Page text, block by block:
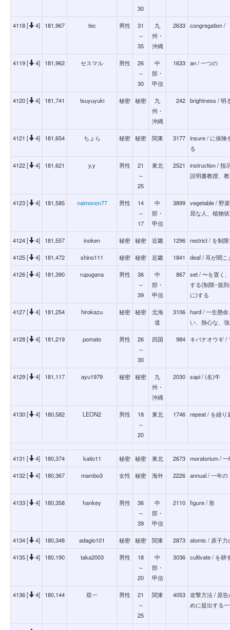
30
4118 [ 4] 181,967 tec 男性
31
～
35
九
州・
沖縄
2633 congregation /
4119 [ 4] 181,962 セスマル 男性
26
～
30
中
部・
甲信
1633 an / 一つの
4120 [ 4] 181,741 tsuyuyuki 秘密 秘密
九
州・
沖縄
242 brightness / 明
4121 [ 4] 181,654 ちょら 秘密 秘密 関東 3177 insure / に保険
る
4122 [ 4] 181,621 y.y 男性
21
～
25
東北 2521
instruction / 指
説明書教授、
4123 [ 4] 181,585 naimonon77 男性
14
～
17
中
部・
甲信
3899 vegetable / 野
屈な人、植物
4124 [ 4] 181,557 inoken 秘密 秘密 近畿 1296 restrict / を制
4125 [ 4] 181,472 shino111 秘密 秘密 近畿 1841 deaf / 耳が聞こ
4126 [ 4] 181,390 rupugana 男性
36
～
39
中
部・
甲信
867 set / 〜を置く
する(制限･規
に)する
4127 [ 4] 181,254 hirokazu 秘密 秘密
北海
道
3106 hard / 一生懸
い、熱心な、
4128 [ 4] 181,219 pomato 男性
26
～
30
四国 984 キバナオウギ /
4129 [ 4] 181,117 ayu1979 秘密 秘密
九
州・
沖縄
2030 sapi / (名)牛
4130 [ 4] 180,582 LEON2 男性
18
～
20
東北 1746 repeat / を繰り
4131 [ 4] 180,374 kaito11 秘密 秘密 東北 2673 moratorium /
4132 [ 4] 180,367 mambo3 女性 秘密 海外 2226 annual / 一年の
4133 [ 4] 180,358 hankey 男性
36
～
39
中
部・
甲信
2110 figure / 形
4134 [ 4] 180,348 adagio101 秘密 秘密 関東 2873 atomic / 原子力
4135 [ 4] 180,190 taka2003 男性
18
～
20
中
部・
甲信
3036 cultivate / を耕
4136 [ 4] 180,144 双一 男性
21
～
25
関東 4053 攻撃方法 / 原
めに提出する